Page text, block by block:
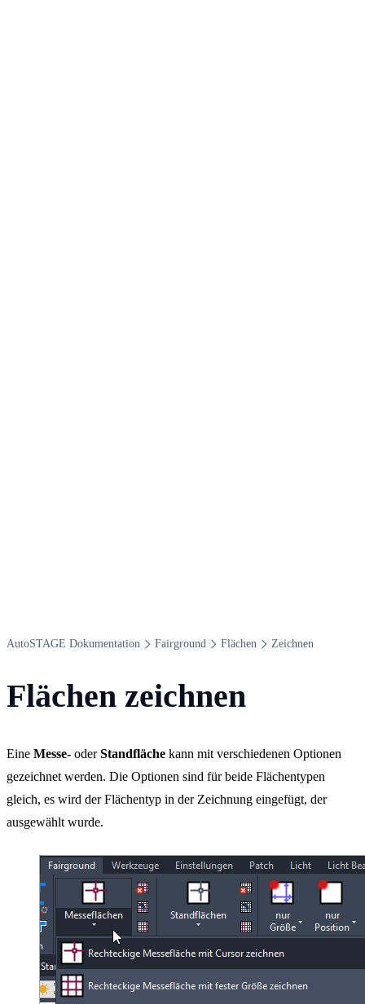
Auto​STAGE Dokumentation Fairground Flächen Zeichnen
Flächen zeichnen
Eine Messe- oderStandfläche kann mit verschiedenen Optionen
gezeichnet werden. Die Optionen sind für beide Flächentypen
gleich, es wird der Flächentyp in der Zeichnung eingefügt, der
ausgewählt wurde.